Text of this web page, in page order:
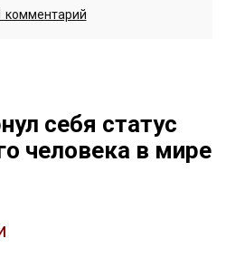
комментарий
себя статус
человека в мире